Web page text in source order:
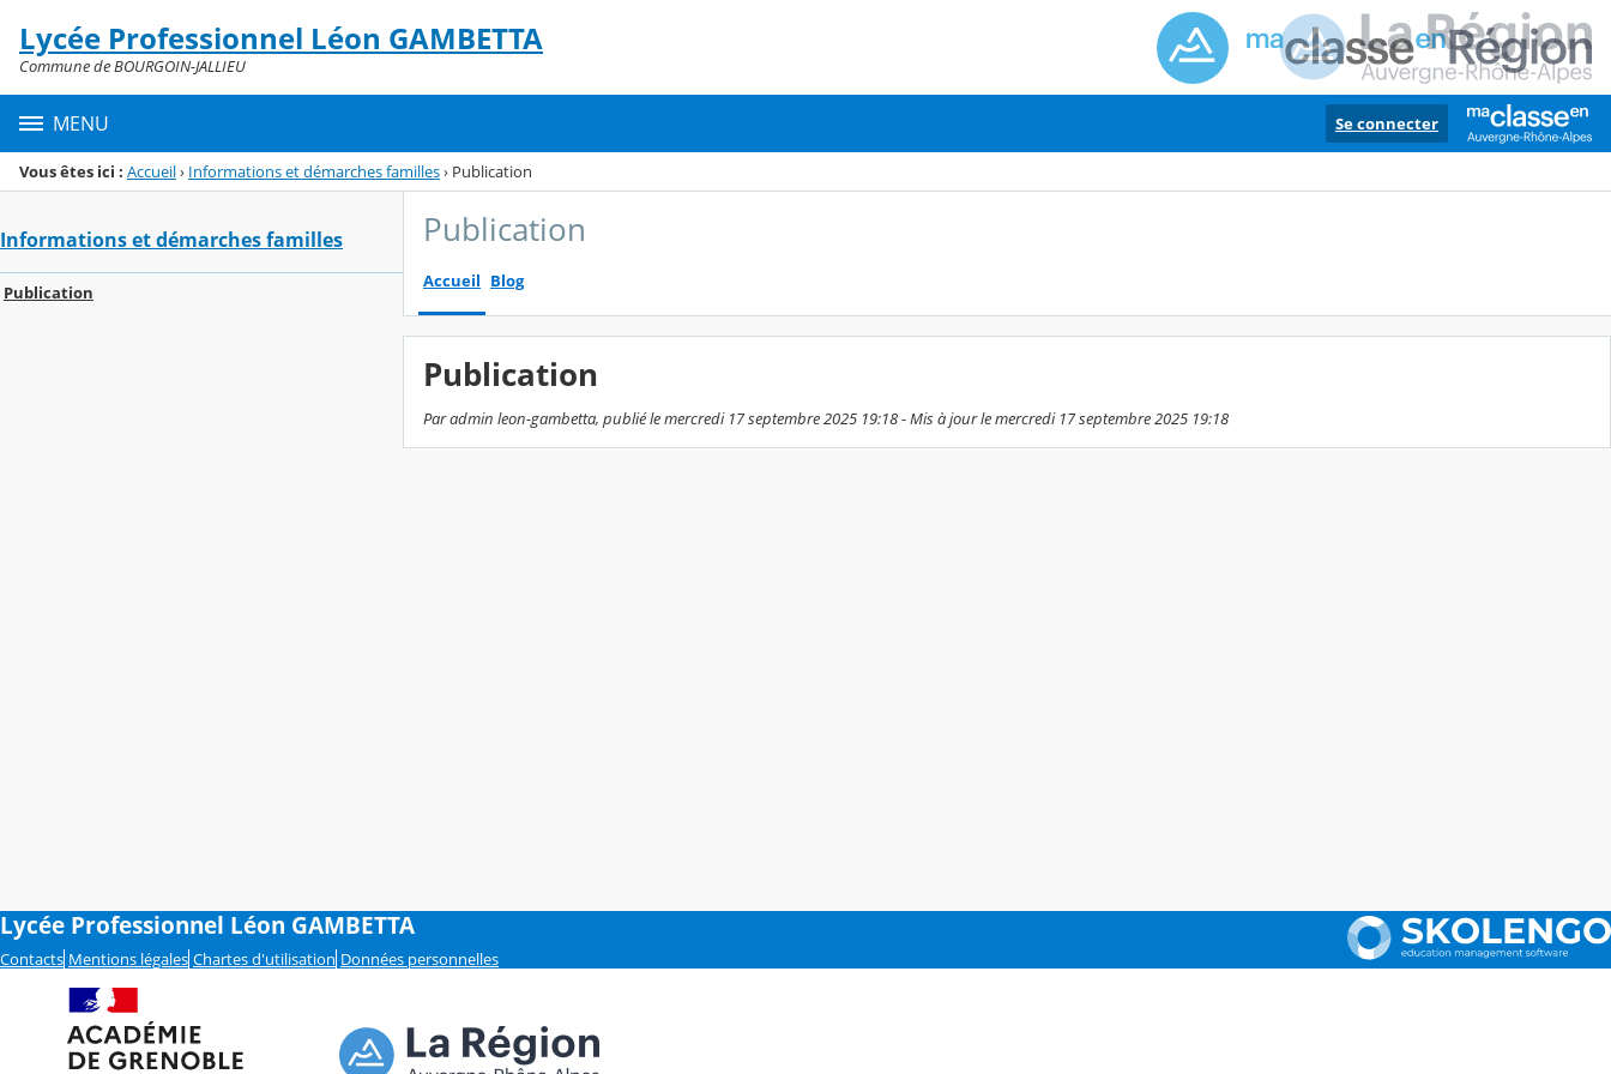
Menu de la rubrique
Contenu
Lycée Professionnel Léon GAMBETTA
Commune de BOURGOIN-JALLIEU
MENU Se connecter
Vous êtes ici : Accueil› Informations et démarches familles› Publication
Informations et démarches familles
Publication
Publication
Accueil Blog
Publication
Par admin leon-gambetta, publié le mercredi 17 septembre 2025 19:18 - Mis à jour le mercredi 17 septembre 2025 19:18
Lycée Professionnel Léon GAMBETTA
Contacts Mentions légales Chartes d'utilisation Données personnelles